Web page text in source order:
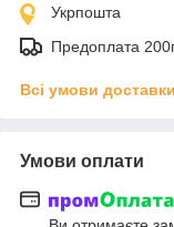
Укрпошта
Предоплата
Всі умови доставки
Умови оплати